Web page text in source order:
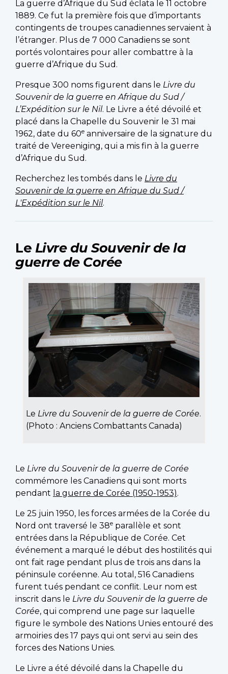
La guerre d’Afrique du Sud éclata le 11 octobre
1889. Ce fut la première fois que d’importants
contingents de troupes canadiennes servaient à
l’étranger. Plus de 7 000 Canadiens se sont
portés volontaires pour aller combattre à la
guerre d’Afrique du Sud.
Presque 300 noms figurent dans le Livre du
Souvenir de la guerre en Afrique du Sud /
L’Expédition sur le Nil. Le Livre a été dévoilé et
placé dans la Chapelle du Souvenir le 31 mai
1962, date du 60e anniversaire de la signature du
traité de Vereeniging, qui a mis fin à la guerre
d’Afrique du Sud.
Recherchez les tombés dans le Livre du
Souvenir de la guerre en Afrique du Sud /
L'Expédition sur le Nil.
Le Livre du Souvenir de la
guerre de Corée
Le Livre du Souvenir de la guerre de Corée.
(Photo : Anciens Combattants Canada)
Le Livre du Souvenir de la guerre de Corée
commémore les Canadiens qui sont morts
pendant la guerre de Corée (1950-1953).
Le 25 juin 1950, les forces armées de la Corée du
Nord ont traversé le 38e parallèle et sont
entrées dans la République de Corée. Cet
événement a marqué le début des hostilités qui
ont fait rage pendant plus de trois ans dans la
péninsule coréenne. Au total, 516 Canadiens
furent tués pendant ce conflit. Leur nom est
inscrit dans le Livre du Souvenir de la guerre de
Corée, qui comprend une page sur laquelle
figure le symbole des Nations Unies entouré des
armoiries des 17 pays qui ont servi au sein des
forces des Nations Unies.
Le Livre a été dévoilé dans la Chapelle du